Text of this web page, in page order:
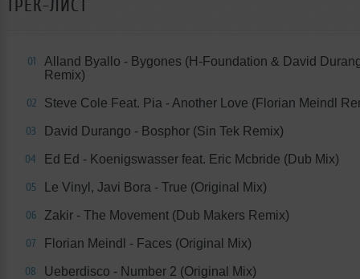
ТРЕК-ЛИСТ
01
Alland Byallo - Bygones (H-Foundation & David
Remix)
02 Steve Cole Feat. Pia - Another Love (Florian Meindl
03 David Durango - Bosphor (Sin Tek Remix)
04 Ed Ed - Koenigswasser feat. Eric Mcbride (Dub Mix)
05 Le Vinyl, Javi Bora - True (Original Mix)
06 Zakir - The Movement (Dub Makers Remix)
07 Florian Meindl - Faces (Original Mix)
08 Ueberdisco - Number 2 (Original Mix)